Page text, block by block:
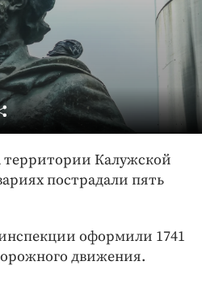
территории Калужской
пострадали пять
оформили 1741
движения.